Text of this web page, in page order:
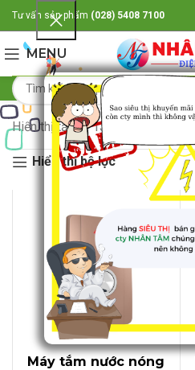
Tư vấn sản phẩm (028) 5408 7100
MENU
Hiển thị tất cả 13 kết quả
Hiển thị bộ lọc
Máy tắm nước nóng